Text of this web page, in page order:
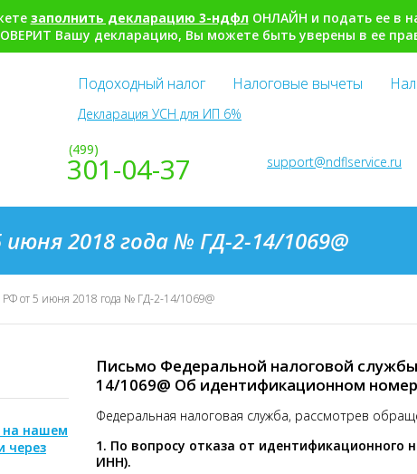
заполнить декларацию 3-ндфлОНЛАЙН и подать ее в
Вашу декларацию, Вы можете быть уверены в ее
Подоходный налог Налоговые вычеты
Декларация УСН для ИП 6%
(499)
301-04-37 support@ndflservice.ru
2018 года № ГД-2-14/1069@
от 5 июня 2018 года № ГД-2-14/1069@
на нашем
через
Письмо Федеральной налоговой
14/1069@ Об идентификационном
Федеральная налоговая служба, рассмотрев
1. По вопросу отказа от идентификационного
ИНН).